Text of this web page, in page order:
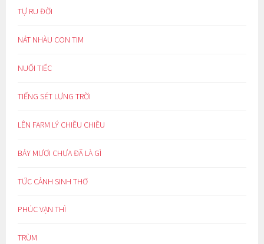
TỰ RU ĐỜI
NÁT NHÀU CON TIM
NUỐI TIẾC
TIẾNG SÉT LƯNG TRỜI
LÊN FARM LÝ CHIỀU CHIỀU
BẢY MƯƠI CHƯA ĐÃ LÀ GÌ
TỨC CẢNH SINH THƠ
PHÚC VẠN THÌ
TRÙM